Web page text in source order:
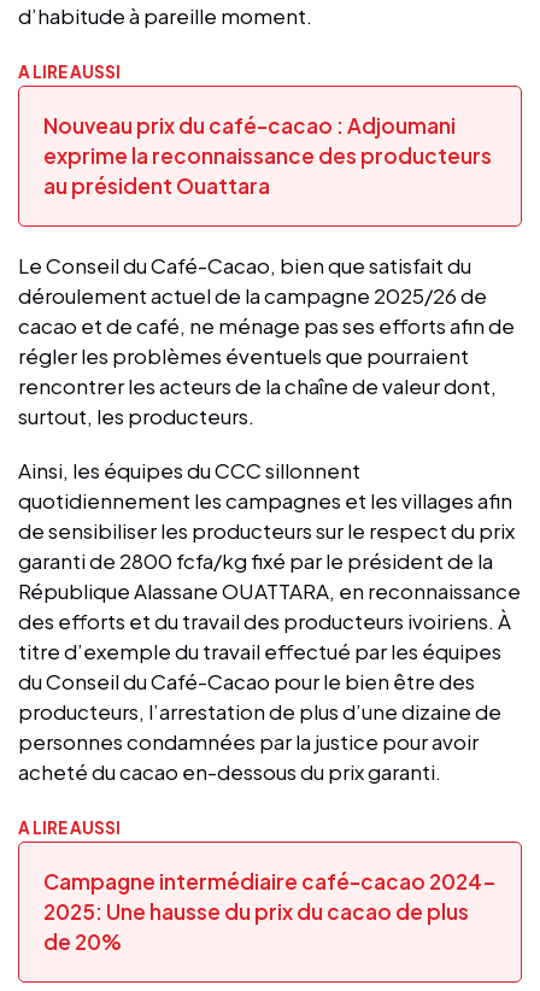
d’habitude à pareille moment.
A LIRE AUSSI
Nouveau prix du café-cacao : Adjoumani
exprime la reconnaissance des producteurs
au président Ouattara
Le Conseil du Café-Cacao, bien que satisfait du
déroulement actuel de la campagne 2025/26 de
cacao et de café, ne ménage pas ses efforts afin de
régler les problèmes éventuels que pourraient
rencontrer les acteurs de la chaîne de valeur dont,
surtout, les producteurs.
Ainsi, les équipes du CCC sillonnent
quotidiennement les campagnes et les villages afin
de sensibiliser les producteurs sur le respect du prix
garanti de 2800 fcfa/kg fixé par le président de la
République Alassane OUATTARA, en reconnaissance
des efforts et du travail des producteurs ivoiriens. À
titre d’exemple du travail effectué par les équipes
du Conseil du Café-Cacao pour le bien être des
producteurs, l’arrestation de plus d’une dizaine de
personnes condamnées par la justice pour avoir
acheté du cacao en-dessous du prix garanti.
A LIRE AUSSI
Campagne intermédiaire café-cacao 2024-
2025: Une hausse du prix du cacao de plus
de 20%